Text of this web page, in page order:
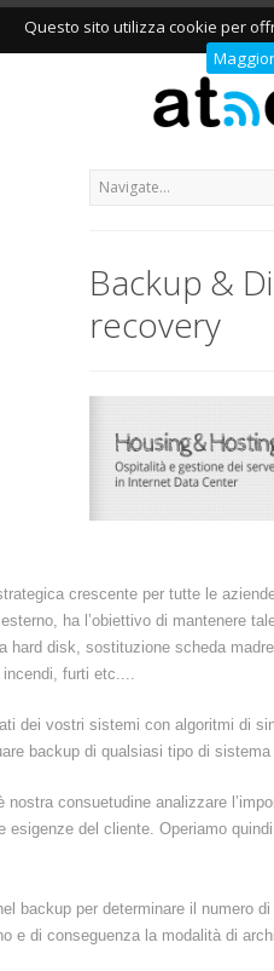
Questo sito utilizza cookie per
Backup &
recovery
crescente per tutte le
ha l’obiettivo di mantenere
hard disk, sostituzione scheda
furti etc....
dei vostri sistemi con algoritmi di
backup di qualsiasi tipo di sistema
consuetudine analizzare
del cliente. Operiamo
backup per determinare il numero
e di conseguenza la modalità di